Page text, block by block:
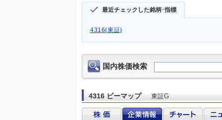
最近チェックした銘柄･指標
4316(東証)